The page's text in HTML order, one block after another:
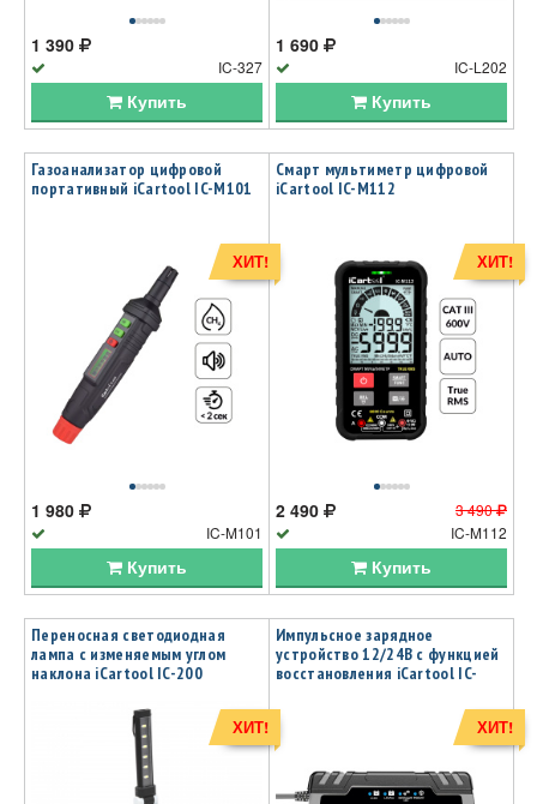
1 390
IC-327
Купить
1 690
IC-L202
Купить
Газоанализатор цифровой
портативный iCartool IC-M101
1 980
IC-M101
Купить
ХИТ!
Смарт мультиметр цифровой
iCartool IC-M112
3 490
2 490
IC-M112
Купить
ХИТ!
Переносная светодиодная
лампа с изменяемым углом
наклона iCartool IC-200
ХИТ!
Импульсное зарядное
устройство 12/24В с функцией
восстановления iCartool IC-
ХИТ!